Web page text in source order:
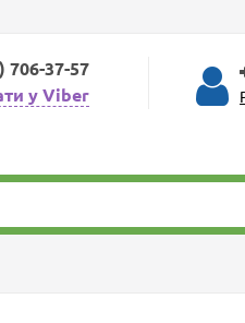
706-37-57
у Viber